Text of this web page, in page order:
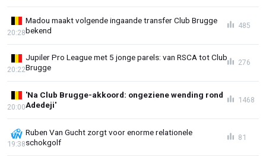
Madou maakt volgende ingaande transfer Club Brugge
bekend
20:28
485
Jupiler Pro League met 5 jonge parels: van RSCA tot Club
Brugge
20:22
276
'Na Club Brugge-akkoord: ongeziene wending rond
Adedeji'
20:00
1468
Ruben Van Gucht zorgt voor enorme relationele
schokgolf
19:38
81